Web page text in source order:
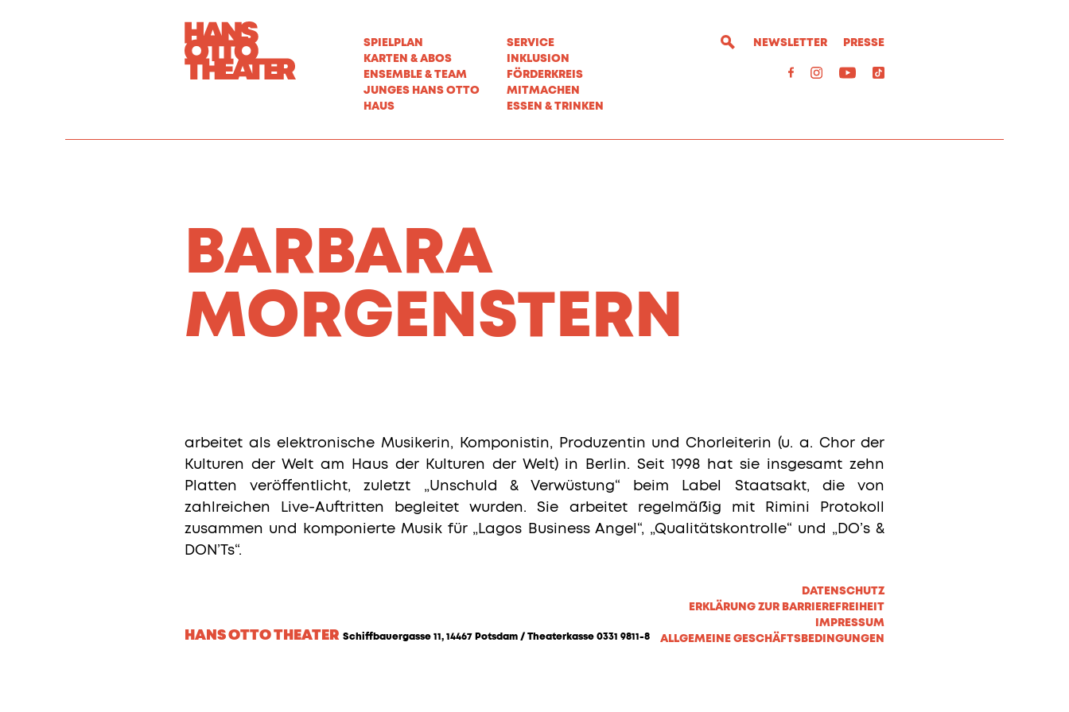
SPIELPLAN
KARTEN & ABOS
ENSEMBLE & TEAM
JUNGES HANS OTTO
HAUS
SERVICE
INKLUSION
FÖRDERKREIS
MITMACHEN
ESSEN & TRINKEN
NEWSLETTER PRESSE
BARBARA
MORGENSTERN
arbeitet als elektronische Musikerin, Komponistin, Produzentin und Chorleiterin (u. a. Chor der
Kulturen der Welt am Haus der Kulturen der Welt) in Berlin. Seit 1998 hat sie insgesamt zehn
Platten veröffentlicht, zuletzt „Unschuld & Verwüstung“ beim Label Staatsakt, die von
zahlreichen Live-Auftritten begleitet wurden. Sie arbeitet regelmäßig mit Rimini Protokoll
zusammen und komponierte Musik für „Lagos Business Angel“, „Qualitätskontrolle“ und „DO’s &
DON’Ts“.
HANS OTTO THEATER Schiffbauergasse 11, 14467 Potsdam / Theaterkasse 0331 9811-8
DATENSCHUTZ
ERKLÄRUNG ZUR BARRIEREFREIHEIT
IMPRESSUM
ALLGEMEINE GESCHÄFTSBEDINGUNGEN